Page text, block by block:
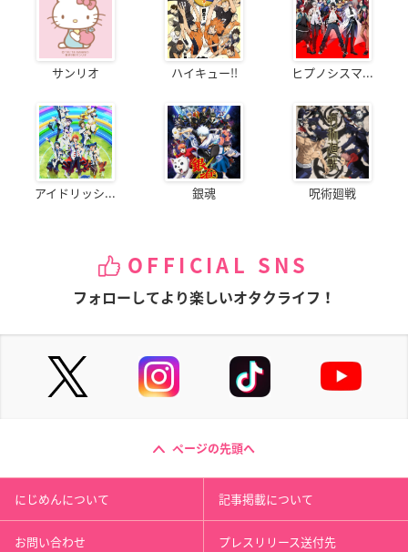
サンリオ ハイキュー!! ヒプノシスマ...
アイドリッシ... 銀魂 呪術廻戦
OFFICIAL SNS
フォローしてより楽しいオタクライフ！
ページの先頭へ
にじめんについて 記事掲載について
お問い合わせ プレスリリース送付先